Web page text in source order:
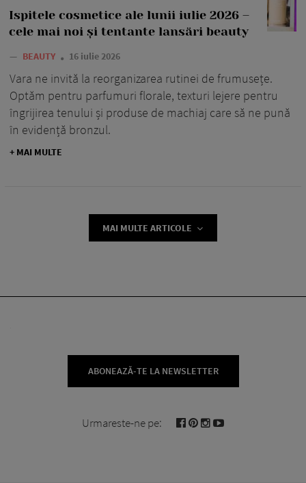
Ispitele cosmetice ale lunii iulie 2026 –
cele mai noi și tentante lansări beauty
— BEAUTY 16 iulie 2026
Vara ne invită la reorganizarea rutinei de frumusețe.
Optăm pentru parfumuri florale, texturi lejere pentru
îngrijirea tenului și produse de machiaj care să ne pună
în evidență bronzul.
+ MAI MULTE
MAI MULTE ARTICOLE
ABONEAZĂ-TE LA NEWSLETTER
Urmareste-ne pe: